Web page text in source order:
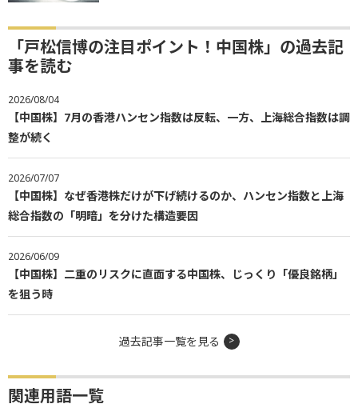
「戸松信博の注目ポイント！中国株」の過去記
事を読む
2026/08/04
【中国株】7月の香港ハンセン指数は反転、一方、上海総合指数は調
整が続く
2026/07/07
【中国株】なぜ香港株だけが下げ続けるのか、ハンセン指数と上海
総合指数の「明暗」を分けた構造要因
2026/06/09
【中国株】二重のリスクに直面する中国株、じっくり「優良銘柄」
を狙う時
過去記事一覧を見る
関連用語一覧